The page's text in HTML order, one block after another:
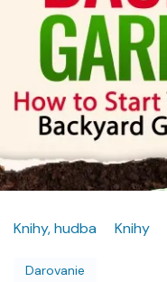
Knihy, hudba Knihy
Darovanie